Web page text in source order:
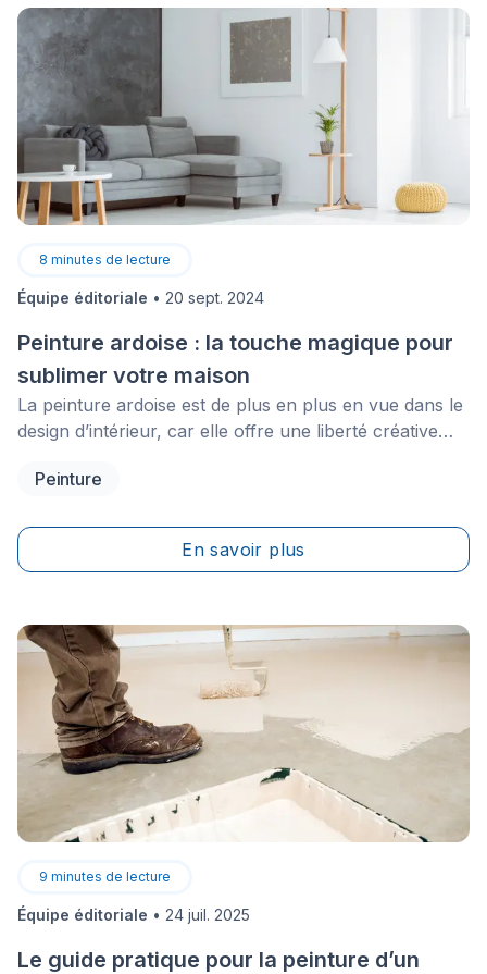
8 minutes de lecture
Équipe éditoriale • 20 sept. 2024
Peinture ardoise : la touche magique pour
sublimer votre maison
La peinture ardoise est de plus en plus en vue dans le
design d’intérieur, car elle offre une liberté créative
décorer, écrire ou dessiner sans retenue. Un simple
de repartir de zéro.&nbsp;&nbsp;
Peinture
En savoir plus
9 minutes de lecture
Équipe éditoriale • 24 juil. 2025
Le guide pratique pour la peinture d’un